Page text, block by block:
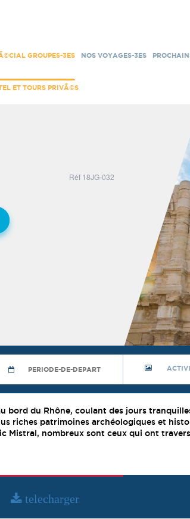
GROUPES-3ES NOS VOYAGES-3ES
ET TOURS PRIVÃ©S
Réf 18JG-032
bord du Rhône, coulant des jours
riches patrimoines archéologiques et
Mistral, nombreux sont ceux qui ont
telecharger